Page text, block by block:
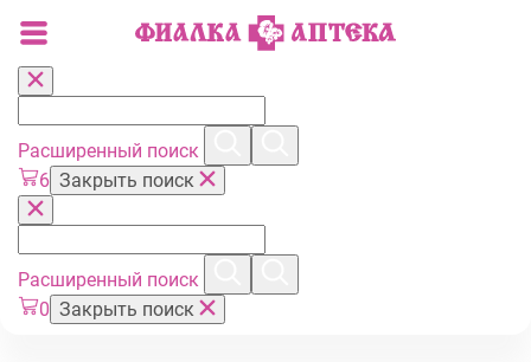
Расширенный поиск
6 Закрыть поиск
Расширенный поиск
0 Закрыть поиск